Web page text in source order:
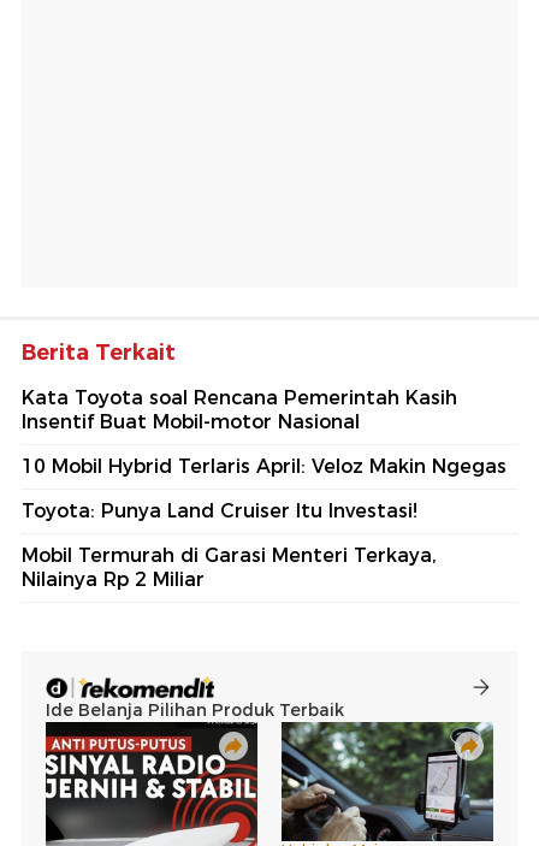
Berita Terkait
Kata Toyota soal Rencana Pemerintah Kasih
Insentif Buat Mobil-motor Nasional
10 Mobil Hybrid Terlaris April: Veloz Makin Ngegas
Toyota: Punya Land Cruiser Itu Investasi!
Mobil Termurah di Garasi Menteri Terkaya,
Nilainya Rp 2 Miliar